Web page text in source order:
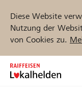
Diese Website
Nutzung der
von Cookies zu.
Zum
Inhalt